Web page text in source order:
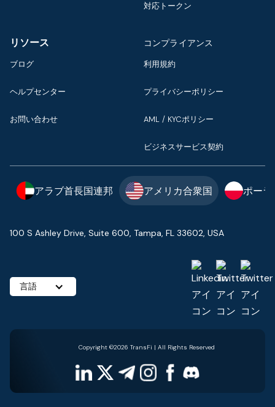
対応トークン
リソース
ブログ
ヘルプセンター
お問い合わせ
コンプライアンス
利用規約
プライバシーポリシー
AML / KYCポリシー
ビジネスサービス契約
アラブ首長国連邦 アメリカ合衆国 ポーラ
100 S Ashley Drive, Suite 600, Tampa, FL 33602, USA
言語
Copyright ©2026 TransFi | All Rights Reserved